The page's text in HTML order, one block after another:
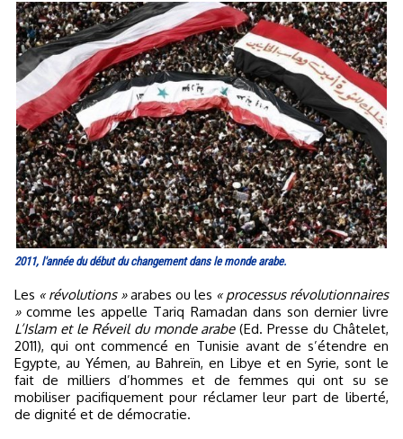
2011, l'année du début du changement dans le monde arabe.
Les « révolutions »arabes ou les « processus révolutionnaires
»comme les appelle Tariq Ramadan dans son dernier livre
L’Islam et le Réveil du monde arabe(Ed. Presse du Châtelet,
2011), qui ont commencé en Tunisie avant de s’étendre en
Egypte, au Yémen, au Bahreïn, en Libye et en Syrie, sont le
fait de milliers d’hommes et de femmes qui ont su se
mobiliser pacifiquement pour réclamer leur part de liberté,
de dignité et de démocratie.